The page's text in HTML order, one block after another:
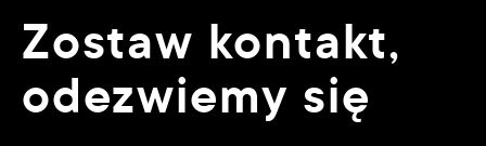
Zostaw kontakt,
odezwiemy się